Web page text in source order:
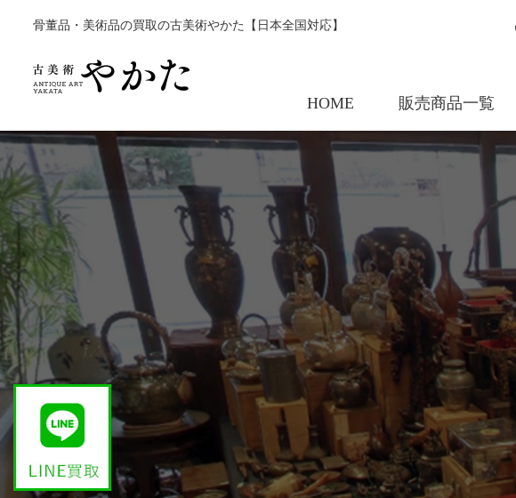
骨董品・美術品の買取の古美術やかた【日本全国対応】
HOME 販売商品一覧